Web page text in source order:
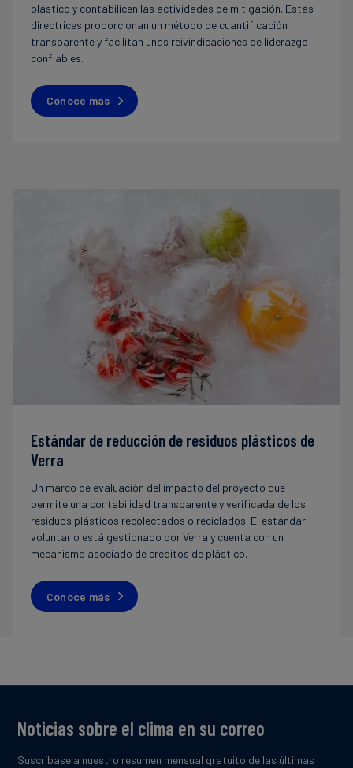
plástico y contabilicen las actividades de mitigación. Estas
directrices proporcionan un método de cuantificación
transparente y facilitan unas reivindicaciones de liderazgo
confiables.
Conoce más
Estándar de reducción de residuos plásticos de
Verra
Un marco de evaluación del impacto del proyecto que
permite una contabilidad transparente y verificada de los
residuos plásticos recolectados o reciclados. El estándar
voluntario está gestionado por Verra y cuenta con un
mecanismo asociado de créditos de plástico.
Conoce más
Noticias sobre el clima en su correo
Suscríbase a nuestro resumen mensual gratuito de las últimas